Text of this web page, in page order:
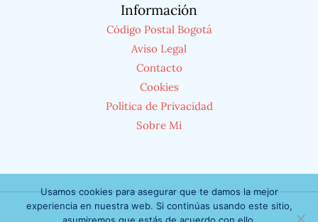
Información
Código Postal Bogotá
Aviso Legal
Contacto
Cookies
Política de Privacidad
Sobre Mi
Usamos cookies para asegurar que te damos la mejor
experiencia en nuestra web. Si continúas usando este sitio,